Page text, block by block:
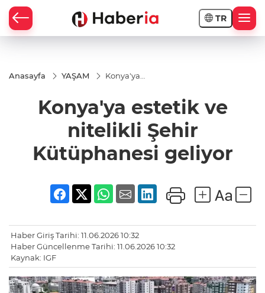
TR
Anasayfa YAŞAM
Konya'ya
Şehir
Kütüphanesi
geliyor
Konya'ya estetik ve
nitelikli Şehir
Kütüphanesi geliyor
Haber Giriş Tarihi: 11.06.2026 10:32
Haber Güncellenme Tarihi: 11.06.2026 10:32
Kaynak: IGF